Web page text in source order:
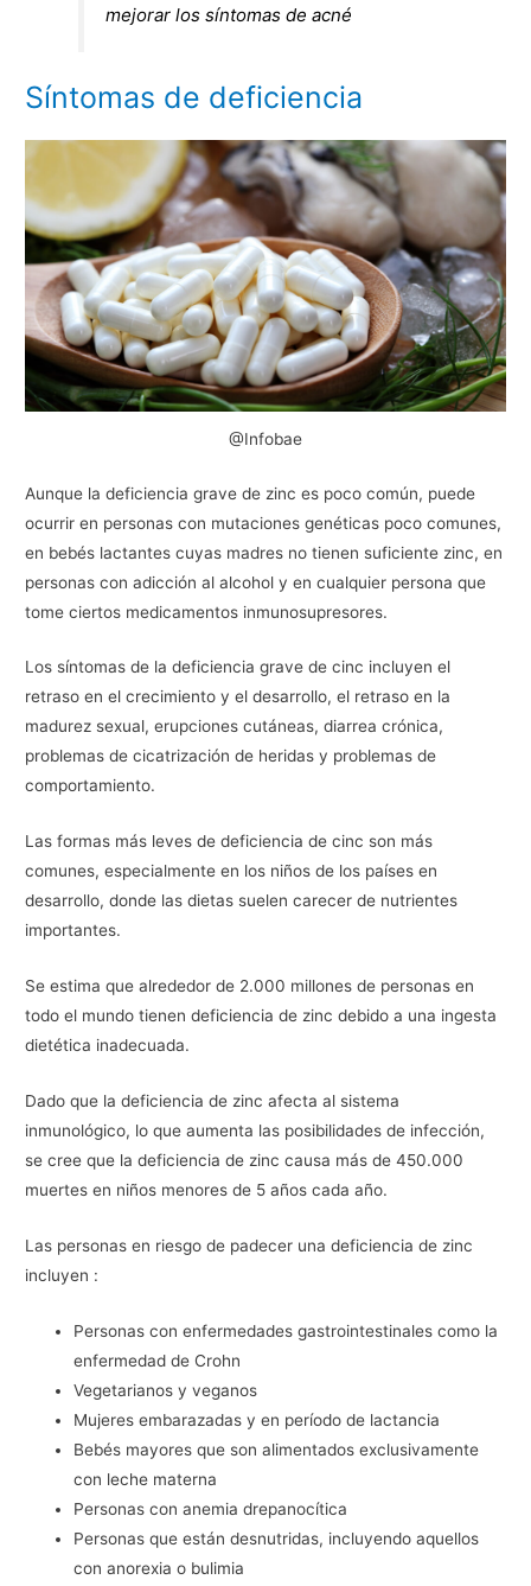
mejorar los síntomas de acné
Síntomas de deficiencia
@Infobae
Aunque la deficiencia grave de zinc es poco común, puede
ocurrir en personas con mutaciones genéticas poco comunes,
en bebés lactantes cuyas madres no tienen suficiente zinc, en
personas con adicción al alcohol y en cualquier persona que
tome ciertos medicamentos inmunosupresores.
Los síntomas de la deficiencia grave de cinc incluyen el
retraso en el crecimiento y el desarrollo, el retraso en la
madurez sexual, erupciones cutáneas, diarrea crónica,
problemas de cicatrización de heridas y problemas de
comportamiento.
Las formas más leves de deficiencia de cinc son más
comunes, especialmente en los niños de los países en
desarrollo, donde las dietas suelen carecer de nutrientes
importantes.
Se estima que alrededor de 2.000 millones de personas en
todo el mundo tienen deficiencia de zinc debido a una ingesta
dietética inadecuada.
Dado que la deficiencia de zinc afecta al sistema
inmunológico, lo que aumenta las posibilidades de infección,
se cree que la deficiencia de zinc causa más de 450.000
muertes en niños menores de 5 años cada año.
Las personas en riesgo de padecer una deficiencia de zinc
incluyen :
Personas con enfermedades gastrointestinales como la
enfermedad de Crohn
Vegetarianos y veganos
Mujeres embarazadas y en período de lactancia
Bebés mayores que son alimentados exclusivamente
con leche materna
Personas con anemia drepanocítica
Personas que están desnutridas, incluyendo aquellos
con anorexia o bulimia